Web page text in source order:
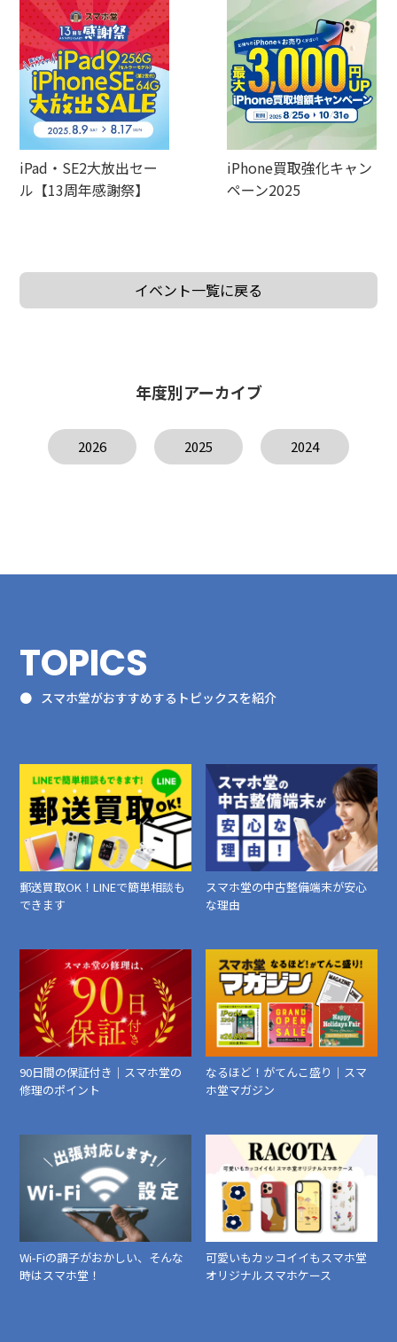
iPad・SE2大放出セー
ル【13周年感謝祭】
iPhone買取強化キャン
ペーン2025
イベント一覧に戻る
年度別アーカイブ
2026 2025 2024
TOPICS
スマホ堂がおすすめするトピックスを紹介
郵送買取OK！LINEで簡単相談も
できます
スマホ堂の中古整備端末が安心
な理由
90日間の保証付き｜スマホ堂の
修理のポイント
なるほど！がてんこ盛り｜スマ
ホ堂マガジン
Wi-Fiの調子がおかしい、そんな
時はスマホ堂！
可愛いもカッコイイもスマホ堂
オリジナルスマホケース